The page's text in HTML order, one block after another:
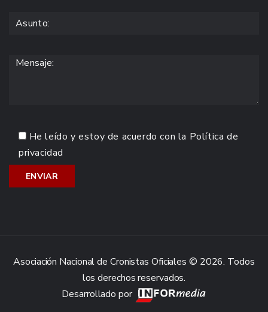
He leído y estoy de acuerdo con la Política de
privacidad
Asociación Nacional de Cronistas Oficiales © 2026. Todos
los derechos reservados.
Desarrollado por